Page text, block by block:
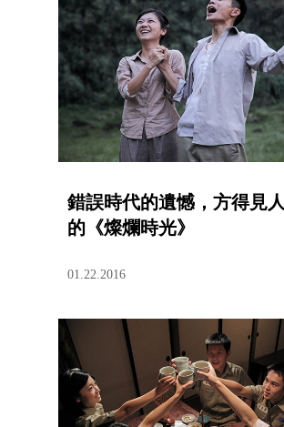
錯誤時代的遺憾，方得見
的《燦爛時光》
01.22.2016